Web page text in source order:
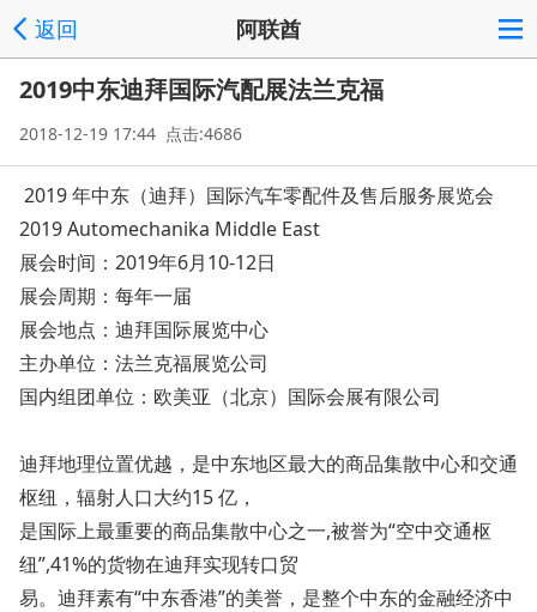
返回 阿联酋
2019中东迪拜国际汽配展法兰克福
2018-12-19 17:44 点击:4686
2019 年中东（迪拜）国际汽车零配件及售后服务展览会
2019 Automechanika Middle East
展会时间：2019年6月10-12日
展会周期：每年一届
展会地点：迪拜国际展览中心
主办单位：法兰克福展览公司
国内组团单位：欧美亚（北京）国际会展有限公司
迪拜地理位置优越，是中东地区最大的商品集散中心和交通
枢纽，辐射人口大约15 亿，
是国际上最重要的商品集散中心之一,被誉为“空中交通枢
纽”,41%的货物在迪拜实现转口贸
易。迪拜素有“中东香港”的美誉，是整个中东的金融经济中